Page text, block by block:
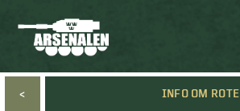
< INFO OM ROTE